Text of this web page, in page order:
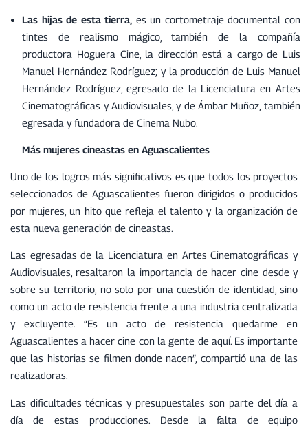
Las hijas de esta tierra, es un cortometraje documental con
tintes de realismo mágico, también de la compañía
productora Hoguera Cine, la dirección está a cargo de Luis
Manuel Hernández Rodríguez; y la producción de Luis Manuel
Hernández Rodríguez, egresado de la Licenciatura en Artes
Cinematográficas y Audiovisuales, y de Ámbar Muñoz, también
egresada y fundadora de Cinema Nubo.
Más mujeres cineastas en Aguascalientes
Uno de los logros más significativos es que todos los proyectos
seleccionados de Aguascalientes fueron dirigidos o producidos
por mujeres, un hito que refleja el talento y la organización de
esta nueva generación de cineastas.
Las egresadas de la Licenciatura en Artes Cinematográficas y
Audiovisuales, resaltaron la importancia de hacer cine desde y
sobre su territorio, no solo por una cuestión de identidad, sino
como un acto de resistencia frente a una industria centralizada
y excluyente. “Es un acto de resistencia quedarme en
Aguascalientes a hacer cine con la gente de aquí. Es importante
que las historias se filmen donde nacen”, compartió una de las
realizadoras.
Las dificultades técnicas y presupuestales son parte del día a
día de estas producciones. Desde la falta de equipo